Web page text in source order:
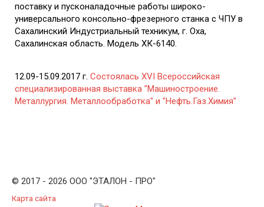
поставку и пусконаладочные работы широко-
универсального консольно-фрезерного станка с ЧПУ в
Сахалинский Индустриальный техникум, г. Оха,
Сахалинская область. Модель ХК-6140.
12.09-15.09.2017 г. Состоялась XVI Всероссийская
специализированная выставка "Машиностроение.
Металлургия. Металлообработка" и "Нефть.Газ.Химия"
© 2017 - 2026 ООО "ЭТАЛОН - ПРО"
Карта сайта